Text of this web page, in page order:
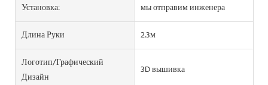
Установка:
мы отправим инженера
Длина Руки
2.3м
Логотип/графический
Дизайн
3D вышивка